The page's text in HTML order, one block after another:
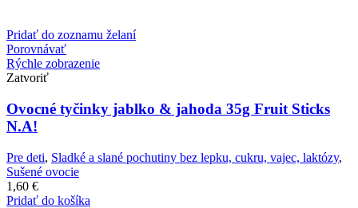
Pridať do zoznamu želaní
Porovnávať
Rýchle zobrazenie
Zatvoriť
Ovocné tyčinky jablko & jahoda 35g Fruit Sticks
N.A!
Pre deti, Sladké a slané pochutiny bez lepku, cukru, vajec, laktózy,
Sušené ovocie
1,60 €
Pridať do košíka